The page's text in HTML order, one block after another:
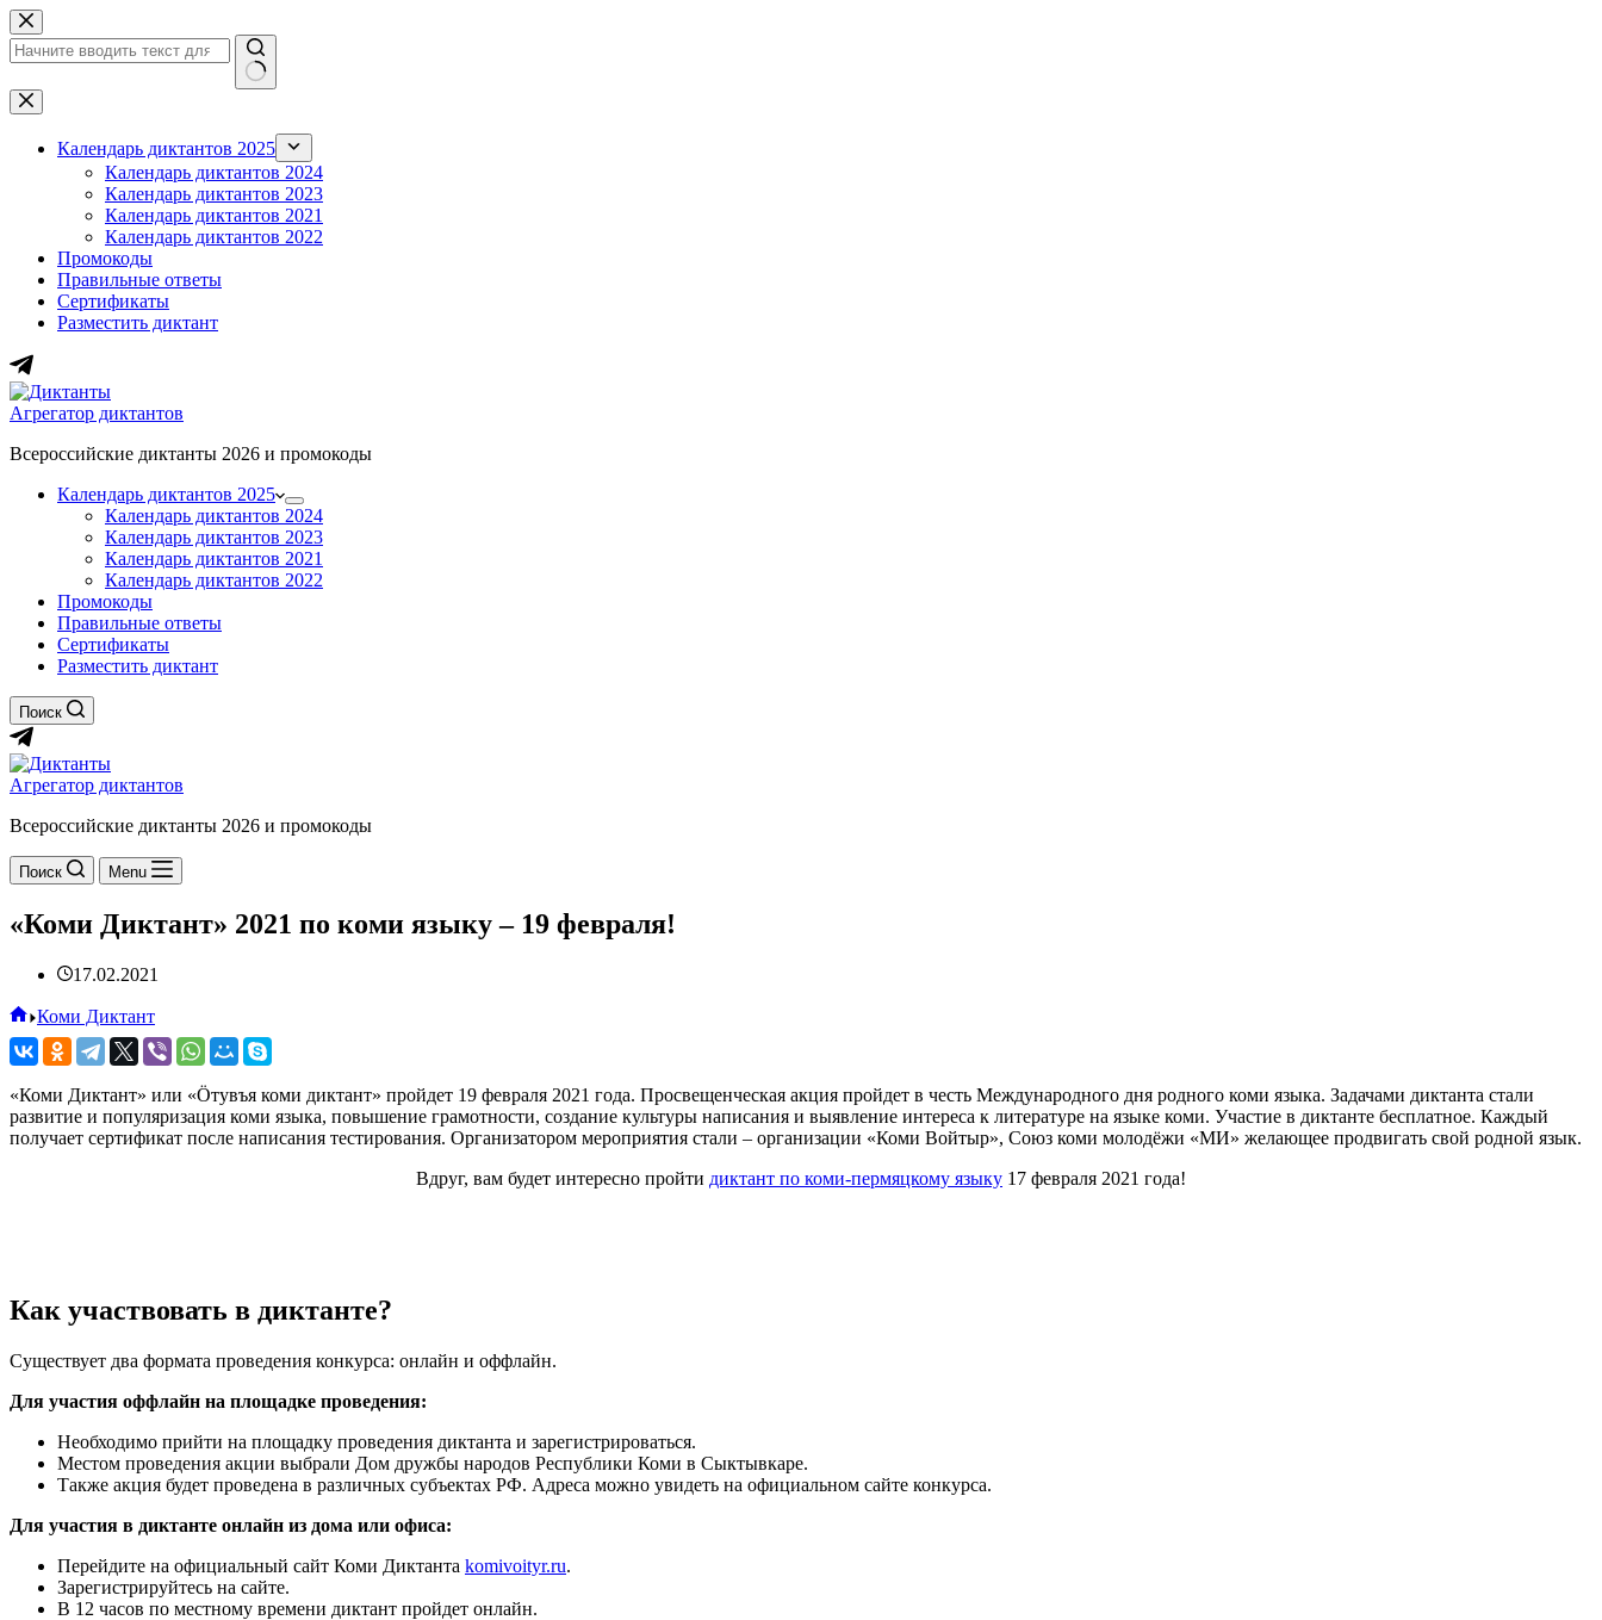
Перейти
к
сути
Ничего
не
найденоКалендарь диктантов 2025
Календарь диктантов 2024
Календарь диктантов 2023
Календарь диктантов 2021
Календарь диктантов 2022
Промокоды
Правильные ответы
Сертификаты
Разместить диктант
Агрегатор диктантов
Всероссийские диктанты 2026 и промокоды
Календарь диктантов 2025
Календарь диктантов 2024
Календарь диктантов 2023
Календарь диктантов 2021
Календарь диктантов 2022
Промокоды
Правильные ответы
Сертификаты
Разместить диктант
Поиск
Агрегатор диктантов
Всероссийские диктанты 2026 и промокоды
Поиск Menu
«Коми Диктант» 2021 по коми языку – 19 февраля!
17.02.2021
Главная
Коми Диктант
«Коми Диктант» или «Öтувъя коми диктант» пройдет 19 февраля 2021 года. Просвещенческая акция пройдет в честь Международного дня родного коми языка. Задачами диктанта стали
развитие и популяризация коми языка, повышение грамотности, создание культуры написания и выявление интереса к литературе на языке коми. Участие в диктанте бесплатное. Каждый
получает сертификат после написания тестирования. Организатором мероприятия стали – организации «Коми Войтыр», Союз коми молодёжи «МИ» желающее продвигать свой родной язык.
Вдруг, вам будет интересно пройти диктант по коми-пермяцкому языку 17 февраля 2021 года!
Как участвовать в диктанте?
Существует два формата проведения конкурса: онлайн и оффлайн.
Для участия оффлайн на площадке проведения:
Необходимо прийти на площадку проведения диктанта и зарегистрироваться.
Местом проведения акции выбрали Дом дружбы народов Республики Коми в Сыктывкаре.
Также акция будет проведена в различных субъектах РФ. Адреса можно увидеть на официальном сайте конкурса.
Для участия в диктанте онлайн из дома или офиса:
Перейдите на официальный сайт Коми Диктанта komivoityr.ru.
Зарегистрируйтесь на сайте.
В 12 часов по местному времени диктант пройдет онлайн.